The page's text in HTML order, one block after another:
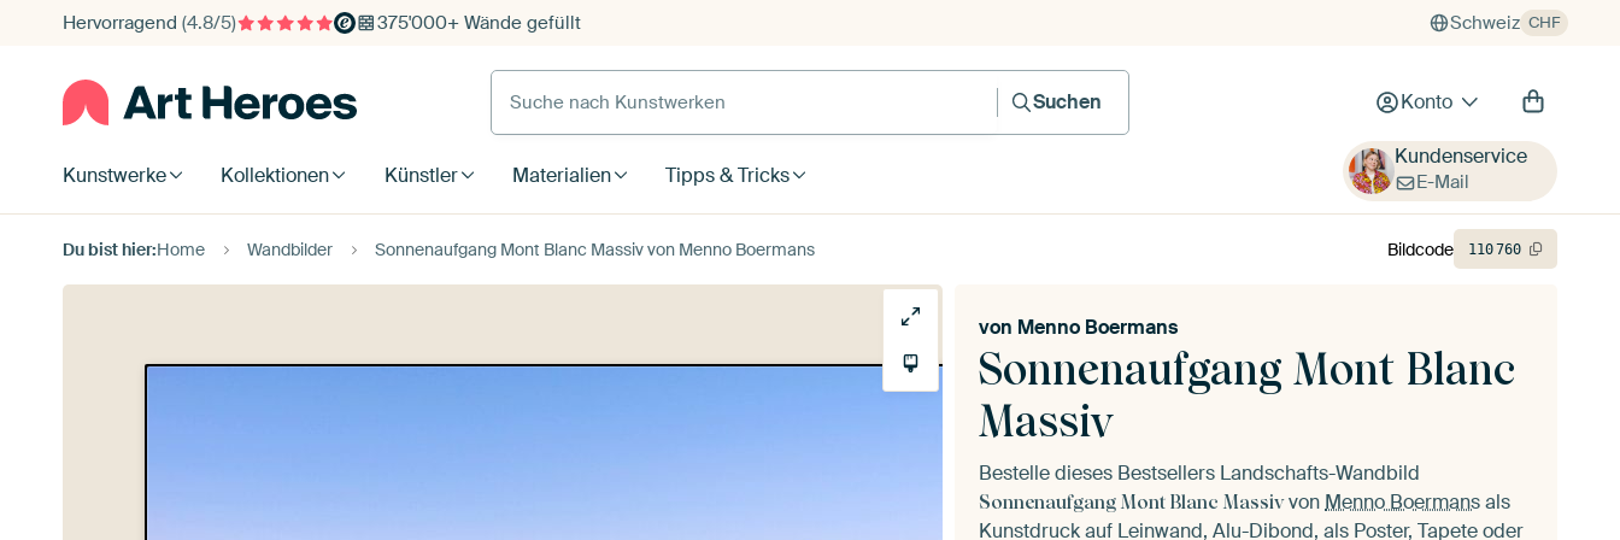
Hervorragend (4.8/5) 375'000+ Wände gefüllt Schweiz CHF
Suche nach Kunstwerken
Suchen
Konto
Kunstwerke Kollektionen Künstler Materialien Tipps & Tricks
Kundenservice
E-Mail
Du bist hier:Home Wandbilder Sonnenaufgang Mont Blanc Massiv von Menno Boermans
Sonnenaufgang Mont Blanc
Massiv
von Menno Boermans
Bestelle dieses Bestsellers Landschafts-Wandbild
Sonnenaufgang Mont Blanc Massivvon Menno Boermansals
Kunstdruck auf Leinwand, Alu-Dibond, als Poster, Tapete oder
Bildcode 110760